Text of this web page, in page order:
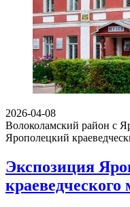
2026-04-08
Волоколамский район с
Ярополецкий
Экспозиция
краеведческого